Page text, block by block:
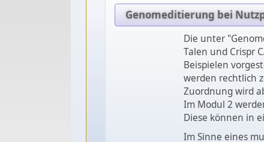
Genomeditierung bei
Die unter
Talen und Crispr
Beispielen
werden rechtlich
Zuordnung wird
Im Modul 2
Diese können in
Im Sinne eines